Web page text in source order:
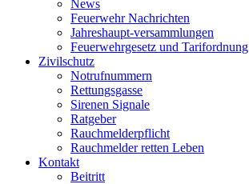
News
Feuerwehr Nachrichten
Jahreshaupt-versammlungen
Feuerwehrgesetz und Tarifordnung
Zivilschutz
Notrufnummern
Rettungsgasse
Sirenen Signale
Ratgeber
Rauchmelderpflicht
Rauchmelder retten Leben
Kontakt
Beitritt